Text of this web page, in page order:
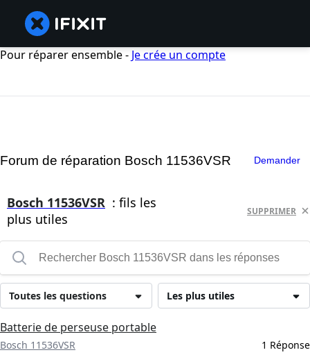
Pour réparer ensemble - Je crée un compte
Forum de réparation Bosch 11536VSR Demander
Bosch 11536VSR : fils les
plus utiles
SUPPRIMER
Les plus utiles
Toutes les questions
Batterie de perseuse portable
Bosch 11536VSR 1 Réponse